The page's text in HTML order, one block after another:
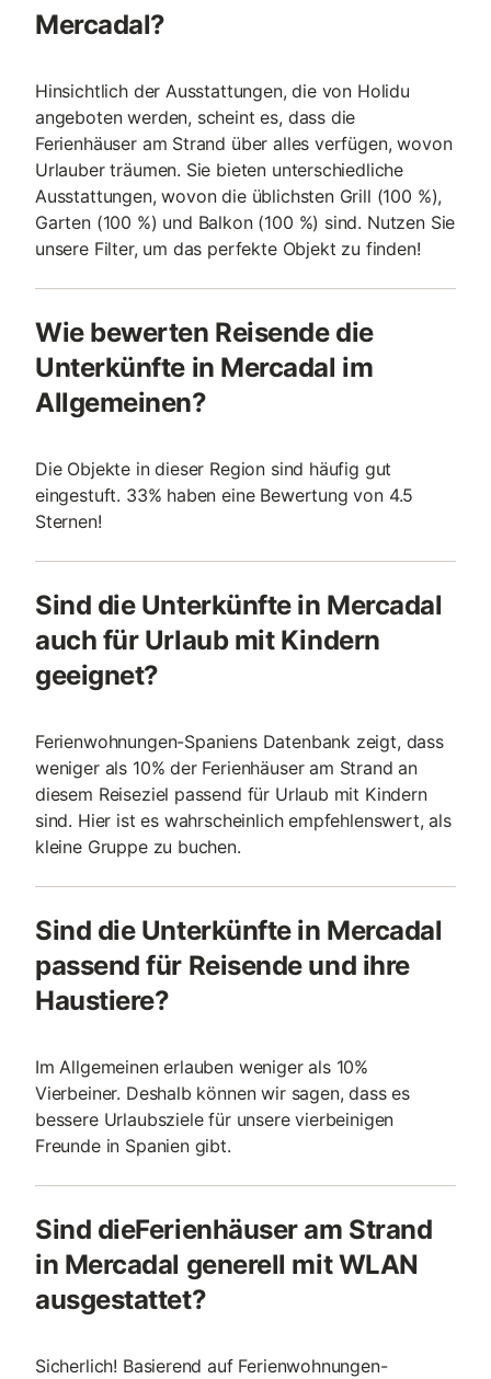
Mercadal?
Hinsichtlich der Ausstattungen, die von Holidu
angeboten werden, scheint es, dass die
Ferienhäuser am Strand über alles verfügen, wovon
Urlauber träumen. Sie bieten unterschiedliche
Ausstattungen, wovon die üblichsten Grill (100 %),
Garten (100 %) und Balkon (100 %) sind. Nutzen Sie
unsere Filter, um das perfekte Objekt zu finden!
Wie bewerten Reisende die
Unterkünfte in Mercadal im
Allgemeinen?
Die Objekte in dieser Region sind häufig gut
eingestuft. 33% haben eine Bewertung von 4.5
Sternen!
Sind die Unterkünfte in Mercadal
auch für Urlaub mit Kindern
geeignet?
Ferienwohnungen-Spaniens Datenbank zeigt, dass
weniger als 10% der Ferienhäuser am Strand an
diesem Reiseziel passend für Urlaub mit Kindern
sind. Hier ist es wahrscheinlich empfehlenswert, als
kleine Gruppe zu buchen.
Sind die Unterkünfte in Mercadal
passend für Reisende und ihre
Haustiere?
Im Allgemeinen erlauben weniger als 10%
Vierbeiner. Deshalb können wir sagen, dass es
bessere Urlaubsziele für unsere vierbeinigen
Freunde in Spanien gibt.
Sind dieFerienhäuser am Strand
in Mercadal generell mit WLAN
ausgestattet?
Sicherlich! Basierend auf Ferienwohnungen-